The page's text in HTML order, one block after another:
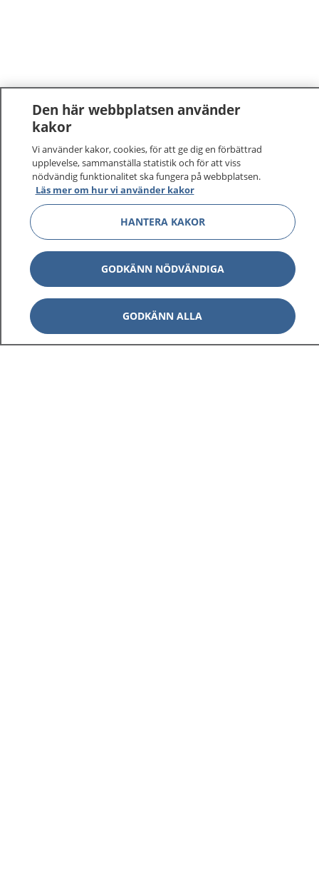
Den här webbplatsen använder
kakor
Vi använder kakor, cookies, för att ge dig en förbättrad
upplevelse, sammanställa statistik och för att viss
nödvändig funktionalitet ska fungera på webbplatsen.
Läs mer om hur vi använder kakor
HANTERA KAKOR
GODKÄNN NÖDVÄNDIGA
GODKÄNN ALLA